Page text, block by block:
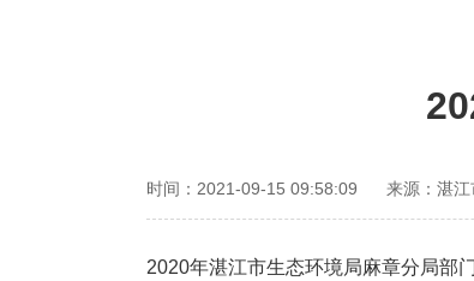
时间：2021-09-15 09:58:09 来源：湛
2020年湛江市生态环境局麻章分局部